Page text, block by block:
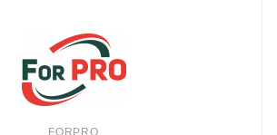
FORPRO